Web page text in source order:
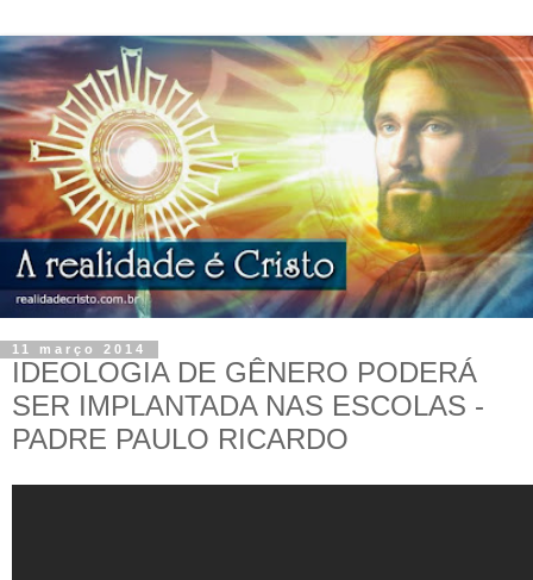
11 março 2014
IDEOLOGIA DE GÊNERO PODERÁ
SER IMPLANTADA NAS ESCOLAS -
PADRE PAULO RICARDO